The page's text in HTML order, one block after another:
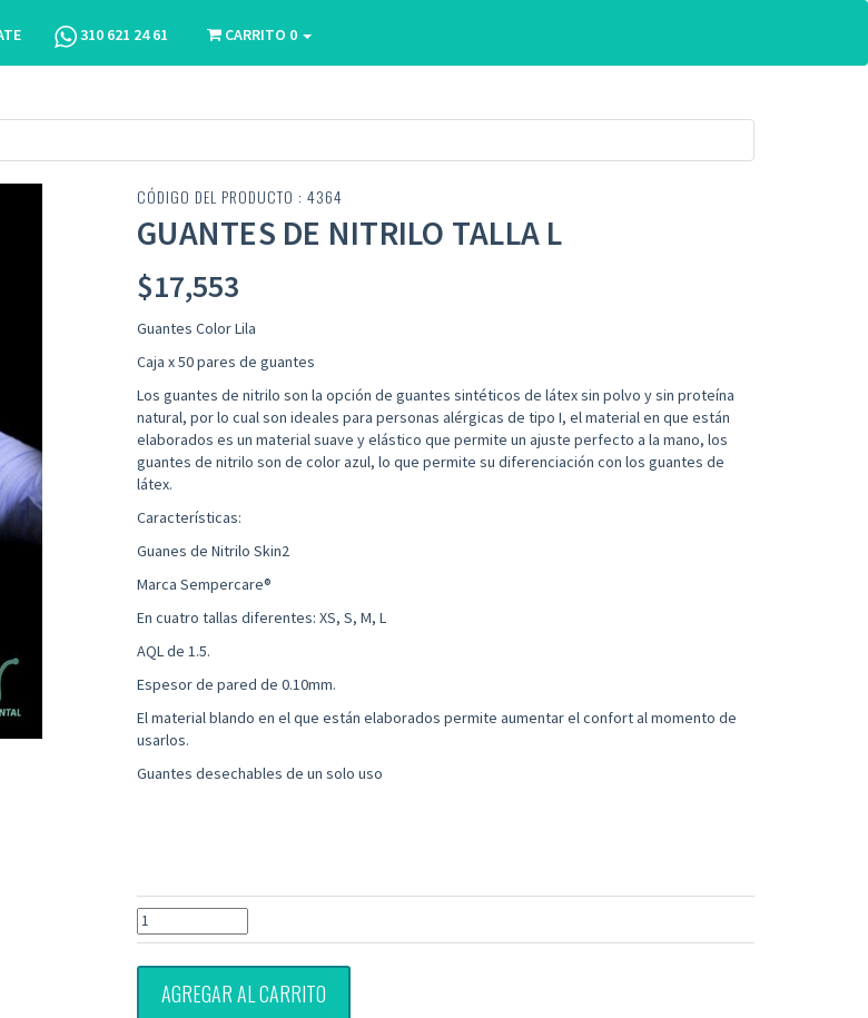
310 621 24 61 CARRITO 0
CÓDIGO DEL PRODUCTO : 4364
GUANTES DE NITRILO TALLA L
$17,553
Guantes Color Lila
Caja x 50 pares de guantes
Los guantes de nitrilo son la opción de guantes sintéticos de látex sin polvo y sin proteína
natural, por lo cual son ideales para personas alérgicas de tipo I, el material en que están
elaborados es un material suave y elástico que permite un ajuste perfecto a la mano, los
guantes de nitrilo son de color azul, lo que permite su diferenciación con los guantes de
látex.
Características:
Guanes de Nitrilo Skin2
Marca Sempercare®
En cuatro tallas diferentes: XS, S, M, L
AQL de 1.5.
Espesor de pared de 0.10mm.
El material blando en el que están elaborados permite aumentar el confort al momento de
usarlos.
Guantes desechables de un solo uso
AGREGAR AL CARRITO